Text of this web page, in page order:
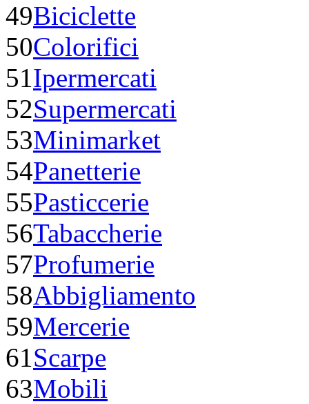
49Biciclette
50Colorifici
51Ipermercati
52Supermercati
53Minimarket
54Panetterie
55Pasticcerie
56Tabaccherie
57Profumerie
58Abbigliamento
59Mercerie
61Scarpe
63Mobili